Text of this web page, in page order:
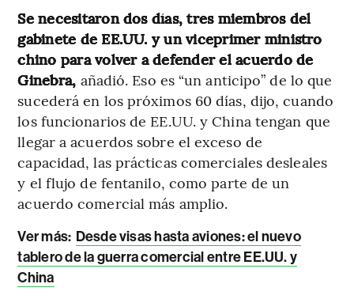
Se necesitaron dos días, tres miembros del
gabinete de EE.UU. y un viceprimer ministro
chino para volver a defender el acuerdo de
Ginebra, añadió. Eso es “un anticipo” de lo que
sucederá en los próximos 60 días, dijo, cuando
los funcionarios de EE.UU. y China tengan que
llegar a acuerdos sobre el exceso de
capacidad, las prácticas comerciales desleales
y el flujo de fentanilo, como parte de un
acuerdo comercial más amplio.
Ver más: Desde visas hasta aviones: el nuevo
tablero de la guerra comercial entre EE.UU. y
China